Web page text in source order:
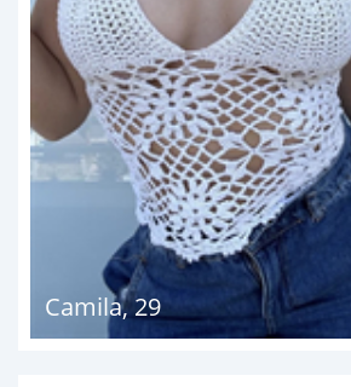
Camila,29